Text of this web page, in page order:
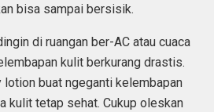
bisa sampai bersisik.
di ruangan ber-AC atau cuaca
kulit berkurang drastis.
lotion buat ngeganti kelembapan
kulit tetap sehat. Cukup oleskan